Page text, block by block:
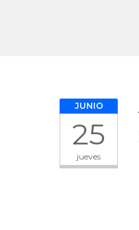
JUNIO
25
jueves